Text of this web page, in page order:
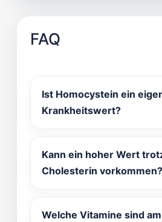
FAQ
Ist Homocystein ein
Krankheitswert?
Kann ein hoher Wert
Cholesterin vorkommen?
Welche Vitamine sind